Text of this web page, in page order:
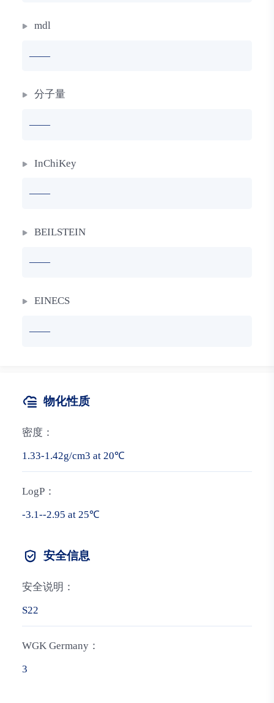
mdl
——
分子量
——
InChiKey
——
BEILSTEIN
——
EINECS
——
物化性质
密度：
1.33-1.42g/cm3 at 20℃
LogP：
-3.1--2.95 at 25℃
安全信息
安全说明：
S22
WGK Germany：
3